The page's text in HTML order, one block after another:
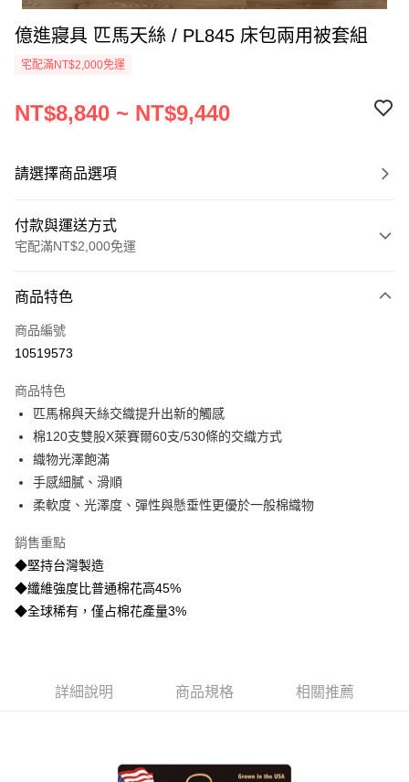
億進寢具 匹馬天絲 / PL845 床包兩用被套組
宅配滿NT$2,000免運
NT$8,840 ~ NT$9,440
請選擇商品選項
付款與運送方式
宅配滿NT$2,000免運
信用卡一次付款
信用卡分期付款
合作金庫商業銀行
華南商業銀行
彰化商業銀行
上海商業儲蓄銀行
台北富邦商業銀行
國泰世華商業銀行
臺灣中小企業銀行
匯豐（台灣）商業銀行
華泰商業銀行
聯邦商業銀行
遠東國際商業銀行
元大商業銀行
台新國際商業銀行
台灣樂天信用卡公司
6 期 0 利率 每期
華南商業銀行
彰化商業銀行
上海商業儲蓄銀行
國泰世華商業銀行
臺灣中小企業銀行
台中商業銀行
聯邦商業銀行
元大商業銀行
玉山商業銀行
台灣樂天信用卡公司
LINE Pay
Apple Pay
悠遊付
Google Pay
ATM付款
運送方式
付款後門市自取(待系統通知後才可取貨)
商品特色
商品編號
10519573
商品特色
匹馬棉與天絲交織提升出新的觸感
棉120支雙股X萊賽爾60支/530條的交織方式
織物光澤飽滿
手感細膩、滑順
柔軟度、光澤度、彈性與懸垂性更優於一般棉織物
銷售重點
◆堅持台灣製造
◆纖維強度比普通棉花高45%
◆全球稀有，僅占棉花產量3%
詳細說明 商品規格 相關推薦